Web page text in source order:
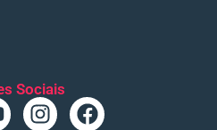
Sociais